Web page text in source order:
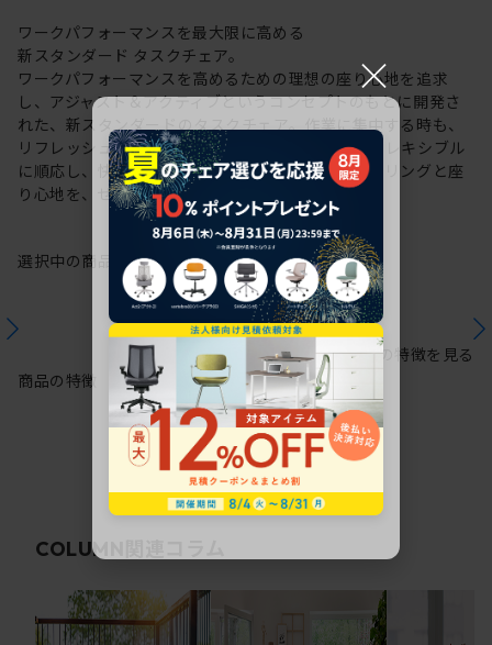
ワークパフォーマンスを最大限に高める
新スタンダード タスクチェア。
ワークパフォーマンスを高めるための理想の座り心地を追求
し、アジャスト＆アクティブというコンセプトのもとに開発さ
れた、新スタンダードのタスクチェア。作業に集中する時も、
リフレッシュする時も、座る姿勢や身体の動きにフレキシブル
に順応し、快適にサポートします。新感覚のスタイリングと座
り心地を、ぜひご体感ください。
選択中の商品情報保証注意事項
商品の特徴
シリーズの特徴を見る
COLUMN
×